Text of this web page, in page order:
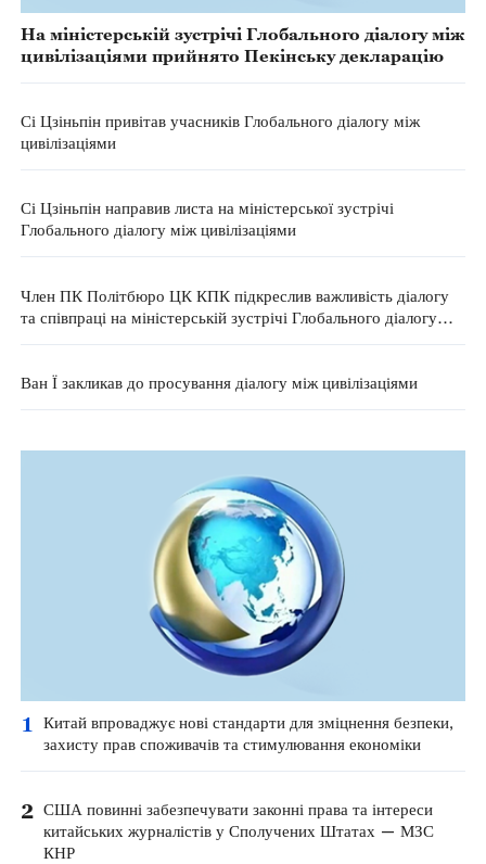
На міністерській зустрічі Глобального діалогу між
цивілізаціями прийнято Пекінську декларацію
Сі Цзіньпін привітав учасників Глобального діалогу між
цивілізаціями
Сі Цзіньпін направив листа на міністерської зустрічі
Глобального діалогу між цивілізаціями
Член ПК Політбюро ЦК КПК підкреслив важливість діалогу
та співпраці на міністерській зустрічі Глобального діалогу
Ван Ї закликав до просування діалогу між цивілізаціями
1
Китай впроваджує нові стандарти для зміцнення безпеки,
захисту прав споживачів та стимулювання економіки
2 США повинні забезпечувати законні права та інтереси
китайських журналістів у Сполучених Штатах — МЗС
КНР